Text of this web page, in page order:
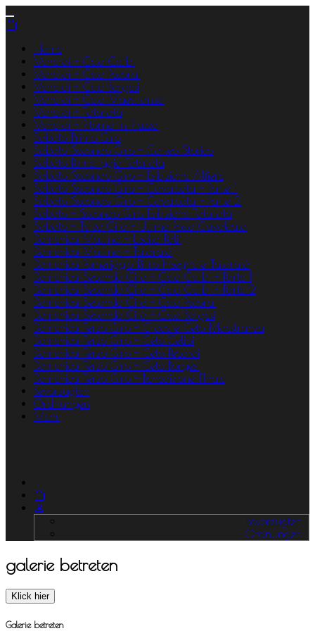
Home
Venerdì - Ceto Celibi
Venerdì - Ceto Pecorai
Venerdì - Ceto Borgesi
Venerdì - Ceto Maestranza
Venerdì - Tataratà
Venerdì - RItorno in Piazza
Sabato Primo Giro
Sabato Secondo Giro - Corteo Storico
Sabato Pomeriggio Tataratà
Sabato Secondo Giro - Esibizione Alfiere
Sabato Secondo Giro - Cavalcata - Parte 1
Sabato Secondo Giro - Cavalcata - Parte 2
Sabato - Secondo Giro Esibizione Tataratà
Sabato - Terzo Giro - Ultimo Posto Cavalcata
Domenica Mattina - Uscita Palii
Domenica Mattina - Tataratà
Domenica Pomeriggio Ritiro Insegne e Tataratà
Domenica Secondo Giro - Ceto Celibi - Parte 1
Domenica Secondo Giro - Ceto Celibi - Parte 2
Domenica Secondo Giro - Ceto Pecorai
Domenica Secondo Giro - Ceto Borgesi
Domenica Terzo Giro - Croce e Ceto Maestranza
Domenica Terzo Giro - Ceto Celibi
Domenica Terzo Giro - Ceto Pecorai
Domenica Terzo Giro - Ceto Borgesi
Domenica Terzo Giro - Benedizione FInale
Bevorzugten
Ordnungen
Mehr
Bevorzugten
Ordnungen
galerie betreten
Klick hier
Galerie betreten